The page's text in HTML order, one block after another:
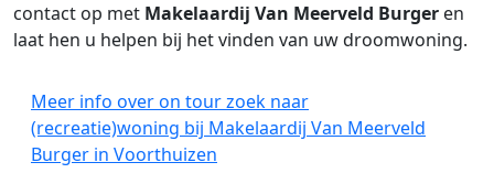
contact op met Makelaardij Van Meerveld Burger en
laat hen u helpen bij het vinden van uw droomwoning.
Meer info over on tour zoek naar
(recreatie)woning bij Makelaardij Van Meerveld
Burger in Voorthuizen